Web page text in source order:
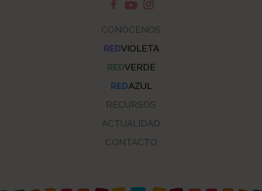
CONÓCENOS
REDVIOLETA
REDVERDE
REDAZUL
RECURSOS
ACTUALIDAD
CONTACTO